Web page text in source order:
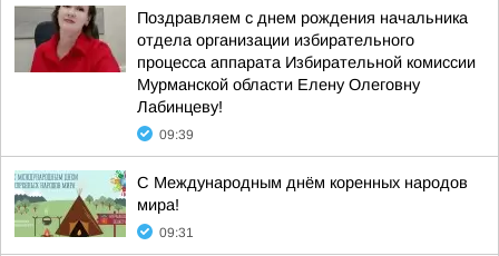
Поздравляем с днем рождения начальника
отдела организации избирательного
процесса аппарата Избирательной комиссии
Мурманской области Елену Олеговну
Лабинцеву!
09:39
С Международным днём коренных народов
мира!
09:31